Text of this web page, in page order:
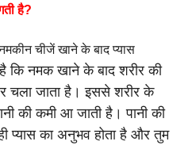
है?
चीजें खाने के बाद प्यास
कि नमक खाने के बाद शरीर की
चला जाता है। इससे शरीर के
की कमी आ जाती है। पानी की
प्यास का अनुभव होता है और तुम